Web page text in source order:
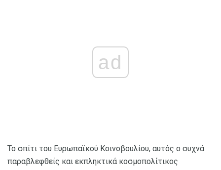
ad
Το σπίτι του Ευρωπαϊκού Κοινοβουλίου, αυτός ο συχνά
παραβλεφθείς και εκπληκτικά κοσμοπολίτικος